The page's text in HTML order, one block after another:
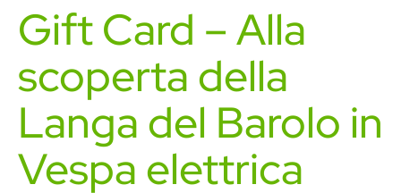
Gift Card – Alla
scoperta della
Langa del Barolo in
Vespa elettrica